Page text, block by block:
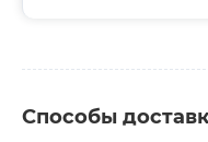
Способы